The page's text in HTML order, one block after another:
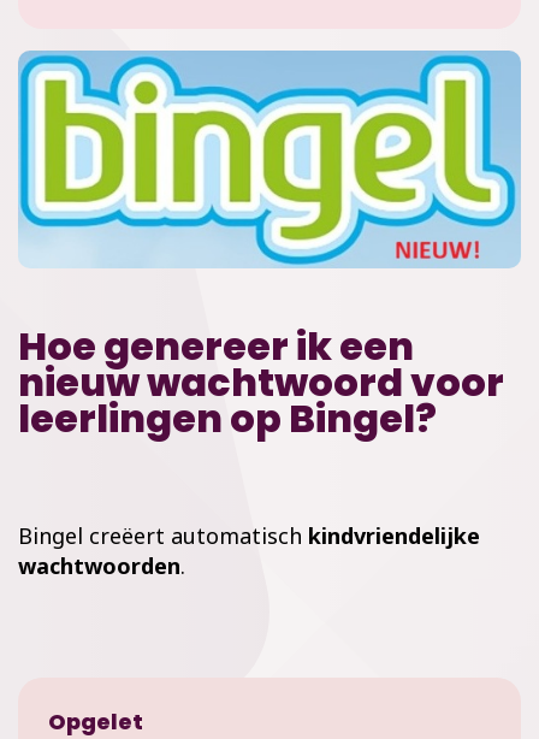
Hoe genereer ik een
nieuw wachtwoord voor
leerlingen op Bingel?
Bingel creëert automatisch kindvriendelijke
wachtwoorden.
Opgelet